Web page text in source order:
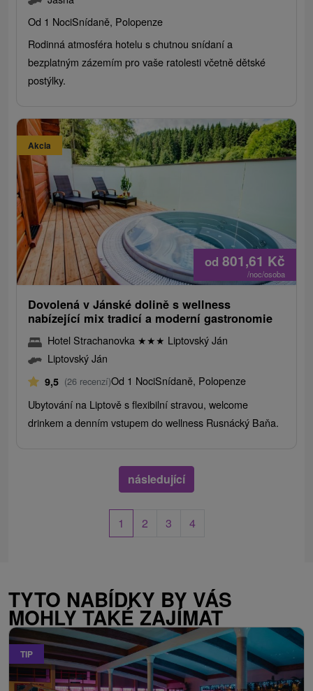
Od 1 NociSnídaně, Polopenze
Rodinná atmosféra hotelu s chutnou snídaní a
bezplatným zázemím pro vaše ratolesti včetně dětské
postýlky.
Akcia
od 801,61 Kč
/noc/osoba
Dovolená v Jánské dolině s wellness
nabízející mix tradicí a moderní gastronomie
Hotel Strachanovka ★★★ Liptovský Ján
Liptovský Ján
9,5 (26 recenzí)Od 1 NociSnídaně, Polopenze
Ubytování na Liptově s flexibilní stravou, welcome
drinkem a denním vstupem do wellness Rusnácký Baňa.
následující
1 2 3 4
TYTO NABÍDKY BY VÁS
MOHLY TAKÉ ZAJÍMAT
TIP